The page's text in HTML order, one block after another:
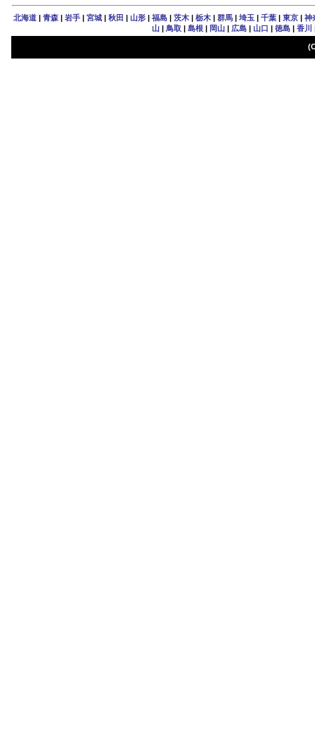
北海道| 青森| 岩手| 宮城| 秋田 | 山形| 福島| 茨木| 栃木| 群馬| 埼玉 | 千葉| 東京| 神
山| 鳥取 | 島根| 岡山| 広島| 山口 | 徳島| 香川